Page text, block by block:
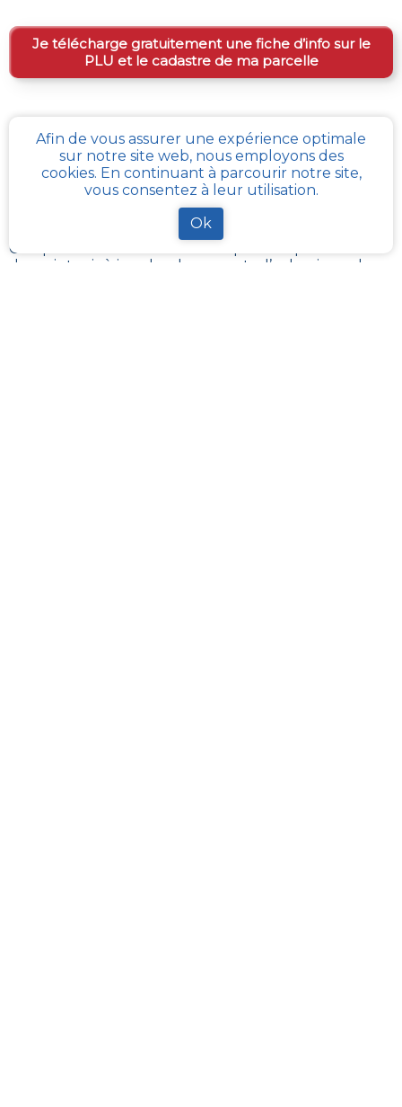
Je télécharge gratuitement une fiche d’info sur le
PLU et le cadastre de ma parcelle
d’Urbanisme ou PLU de Witternesse?
En s’adressant aux services de l’urbanisme de sa
communauté de communes, ou directement de sa
commune, il est possible
d’obtenir gratuitement les
différents documents du PLU
Chaque administration locale a pour responsabilité
de maintenir à jour les documents d’urbanisme de
Afin de vous assurer une expérience optimale
sur notre site web, nous employons des
cookies. En continuant à parcourir notre site,
vous consentez à leur utilisation.
Ok